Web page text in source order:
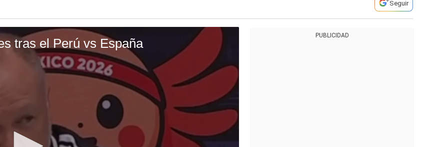
Seguir
tras el Perú vs España
PUBLICIDAD